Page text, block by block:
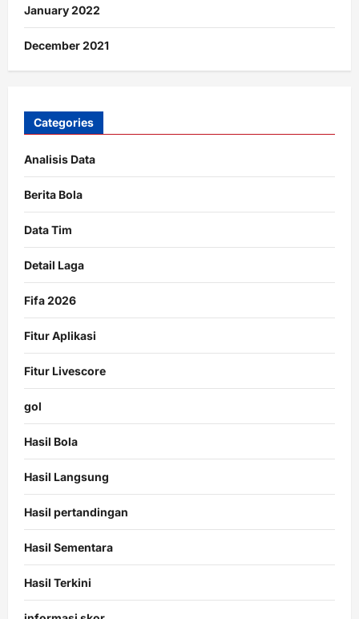
January 2022
December 2021
Categories
Analisis Data
Berita Bola
Data Tim
Detail Laga
Fifa 2026
Fitur Aplikasi
Fitur Livescore
gol
Hasil Bola
Hasil Langsung
Hasil pertandingan
Hasil Sementara
Hasil Terkini